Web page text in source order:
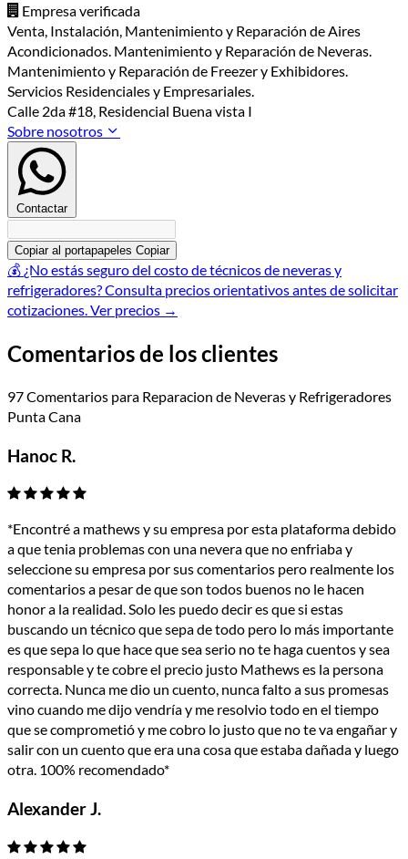
Empresa verificada
Venta, Instalación, Mantenimiento y Reparación de Aires
Acondicionados. Mantenimiento y Reparación de Neveras.
Mantenimiento y Reparación de Freezer y Exhibidores.
Servicios Residenciales y Empresariales.
Calle 2da #18, Residencial Buena vista I
Sobre nosotros
Contactar
Copiar al portapapeles Copiar
💰 ¿No estás seguro del costo de técnicos de neveras y
refrigeradores?Consulta precios orientativos antes de solicitar
cotizaciones.Ver precios →
Comentarios de los clientes
97 Comentarios para Reparacion de Neveras y Refrigeradores
Punta Cana
Hanoc R.
*Encontré a mathews y su empresa por esta plataforma debido
a que tenia problemas con una nevera que no enfriaba y
seleccione su empresa por sus comentarios pero realmente los
comentarios a pesar de que son todos buenos no le hacen
honor a la realidad. Solo les puedo decir es que si estas
buscando un técnico que sepa de todo pero lo más importante
es que sepa lo que hace que sea serio no te haga cuentos y sea
responsable y te cobre el precio justo Mathews es la persona
correcta. Nunca me dio un cuento, nunca falto a sus promesas
vino cuando me dijo vendría y me resolvio todo en el tiempo
que se comprometió y me cobro lo justo que no te va engañar y
salir con un cuento que era una cosa que estaba dañada y luego
otra. 100% recomendado*
Alexander J.